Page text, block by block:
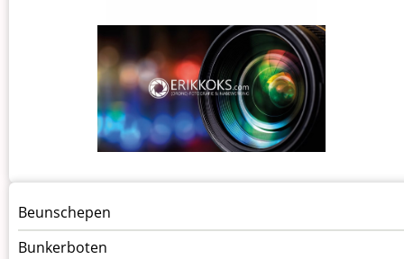
Menu
Schepen
Beunschepen
Bunkerboten